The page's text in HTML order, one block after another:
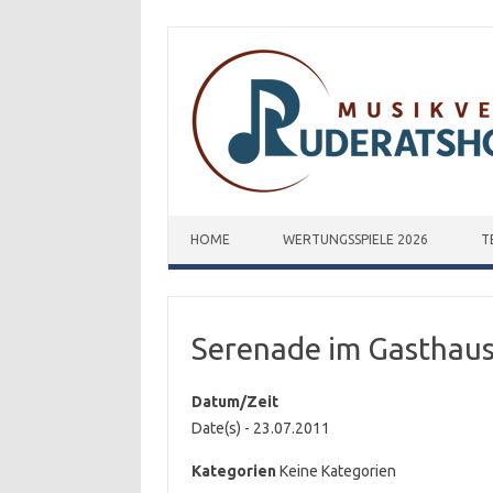
HOME WERTUNGSSPIELE 2026
Serenade im
Datum/Zeit
Date(s) - 23.07.2011
KategorienKeine Kategorien